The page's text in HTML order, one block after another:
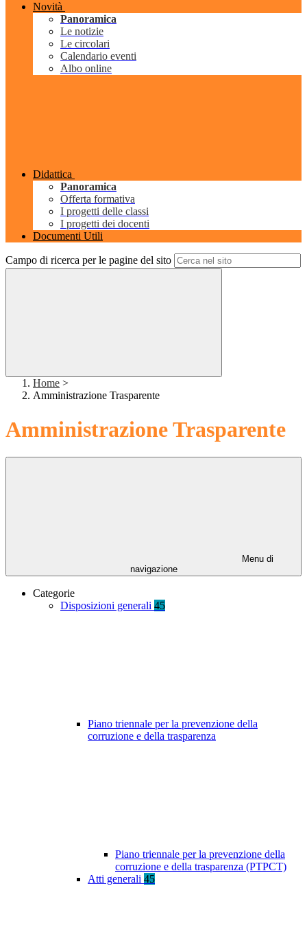
Novità
Panoramica
Le notizie
Le circolari
Calendario eventi
Albo online
Didattica
Panoramica
Offerta formativa
I progetti delle classi
I progetti dei docenti
Documenti Utili
Campo di ricerca per le pagine del sito
Home >
Amministrazione Trasparente
Amministrazione Trasparente
Menu di
navigazione
Categorie
Disposizioni generali 45
Piano triennale per la prevenzione della
corruzione e della trasparenza
Piano triennale per la prevenzione della
corruzione e della trasparenza (PTPCT)
Atti generali 45